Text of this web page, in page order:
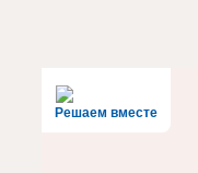
Решаем вместе